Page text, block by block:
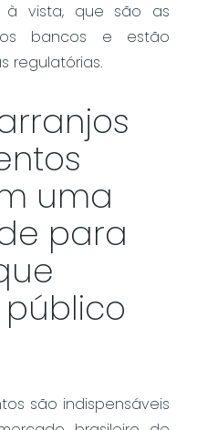
vista, que são as
bancos e estão
regulatórias.
uma
para
são indispensáveis